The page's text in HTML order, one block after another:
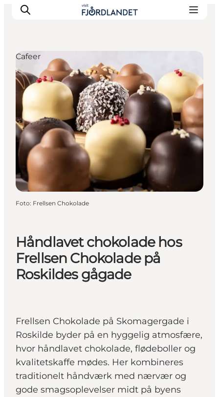
Byer & steder
Det sker
Guides & inspiration
Overnatning
Oplevelser
Håndlavet chokolade hos
Frellsen Chokolade på
Roskildes gågade
Frellsen Chokolade på Skomagergade i
Roskilde byder på en hyggelig atmosfære,
hvor håndlavet chokolade, flødeboller og
kvalitetskaffe mødes. Her kombineres
traditionelt håndværk med nærvær og
gode smagsoplevelser midt på byens
Cafeer
Foto: Frellsen Chokolade